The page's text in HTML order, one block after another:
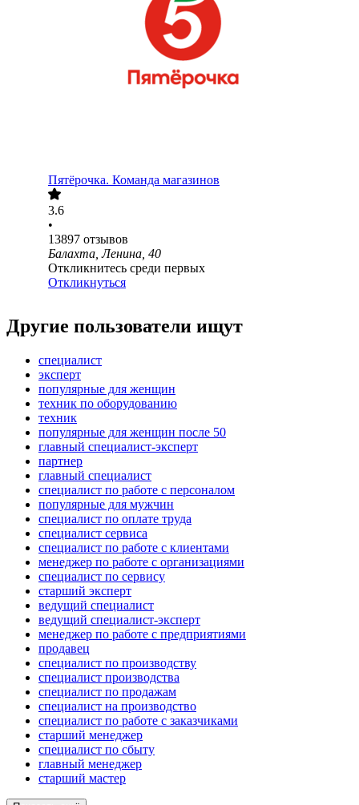
Пятёрочка. Команда магазинов
3.6
•
13897 отзывов
Балахта, Ленина, 40
Откликнитесь среди первых
Откликнуться
Другие пользователи ищут
специалист
эксперт
популярные для женщин
техник по оборудованию
техник
популярные для женщин после 50
главный специалист-эксперт
партнер
главный специалист
специалист по работе с персоналом
популярные для мужчин
специалист по оплате труда
специалист сервиса
специалист по работе с клиентами
менеджер по работе с организациями
специалист по сервису
старший эксперт
ведущий специалист
ведущий специалист-эксперт
менеджер по работе с предприятиями
продавец
специалист по производству
специалист производства
специалист по продажам
специалист на производство
специалист по работе с заказчиками
старший менеджер
специалист по сбыту
главный менеджер
старший мастер